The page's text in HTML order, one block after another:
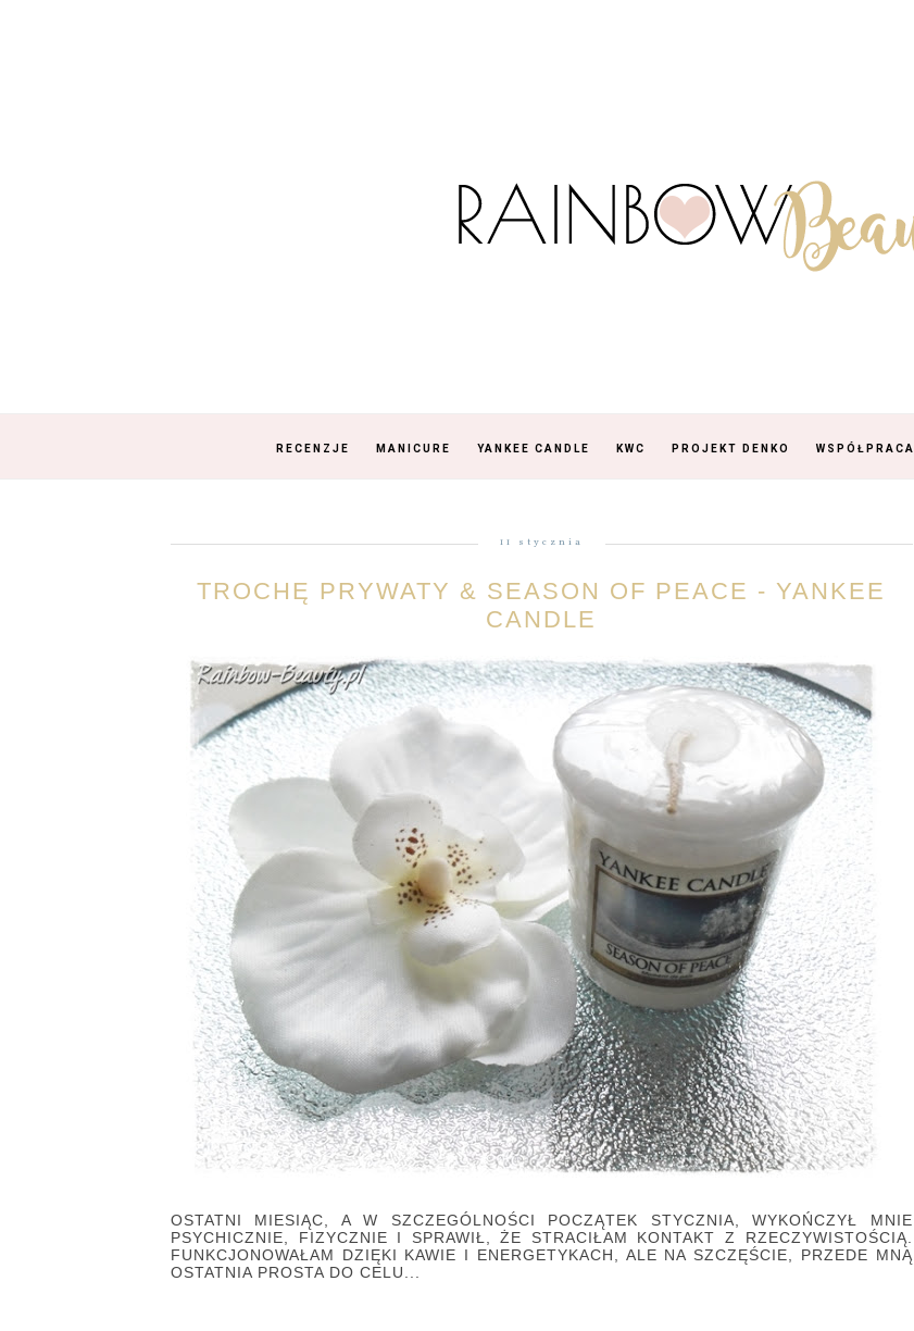
RECENZJE MANICURE YANKEE CANDLE KWC PROJEKT DENKO WSPÓŁPRACA
11 stycznia
TROCHĘ PRYWATY & SEASON OF PEACE - YANKEE
CANDLE
OSTATNI MIESIĄC, A W SZCZEGÓLNOŚCI POCZĄTEK STYCZNIA, WYKOŃCZYŁ MNIE
PSYCHICZNIE, FIZYCZNIE I SPRAWIŁ, ŻE STRACIŁAM KONTAKT Z RZECZYWISTOŚCIĄ.
FUNKCJONOWAŁAM DZIĘKI KAWIE I ENERGETYKACH, ALE NA SZCZĘŚCIE, PRZEDE MNĄ
OSTATNIA PROSTA DO CELU...